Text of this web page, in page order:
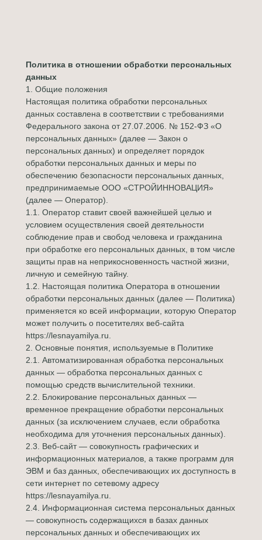
Политика в отношении обработки персональных
данных
1. Общие положения
Настоящая политика обработки персональных
данных составлена в соответствии с требованиями
Федерального закона от 27.07.2006. № 152-ФЗ «О
персональных данных» (далее — Закон о
персональных данных) и определяет порядок
обработки персональных данных и меры по
обеспечению безопасности персональных данных,
предпринимаемые ООО «СТРОЙИННОВАЦИЯ»
(далее — Оператор).
1.1. Оператор ставит своей важнейшей целью и
условием осуществления своей деятельности
соблюдение прав и свобод человека и гражданина
при обработке его персональных данных, в том числе
защиты прав на неприкосновенность частной жизни,
личную и семейную тайну.
1.2. Настоящая политика Оператора в отношении
обработки персональных данных (далее — Политика)
применяется ко всей информации, которую Оператор
может получить о посетителях веб-сайта
https://lesnayamilya.ru.
2. Основные понятия, используемые в Политике
2.1. Автоматизированная обработка персональных
данных — обработка персональных данных с
помощью средств вычислительной техники.
2.2. Блокирование персональных данных —
временное прекращение обработки персональных
данных (за исключением случаев, если обработка
необходима для уточнения персональных данных).
2.3. Веб-сайт — совокупность графических и
информационных материалов, а также программ для
ЭВМ и баз данных, обеспечивающих их доступность в
сети интернет по сетевому адресу
https://lesnayamilya.ru.
2.4. Информационная система персональных данных
— совокупность содержащихся в базах данных
персональных данных и обеспечивающих их